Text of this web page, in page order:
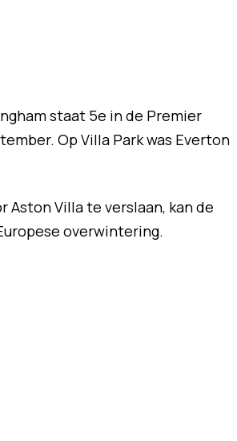
staat 5e in de Premier
Op Villa Park was Everton
Aston Villa te verslaan, kan de
overwintering.